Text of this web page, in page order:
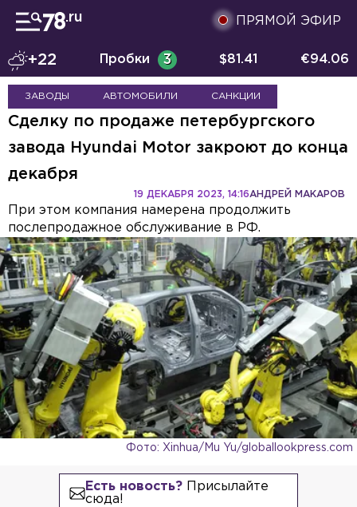
ПРЯМОЙ ЭФИР
+22 Пробки 3 $81.41 €94.06
ЗАВОДЫ АВТОМОБИЛИ САНКЦИИ
Сделку по продаже петербургского
завода Hyundai Motor закроют до конца
декабря
АНДРЕЙ МАКАРОВ
19 ДЕКАБРЯ 2023, 14:16
При этом компания намерена продолжить
послепродажное обслуживание в РФ.
Фото: Xinhua/Mu Yu/globallookpress.com
Есть новость?Присылайте
сюда!